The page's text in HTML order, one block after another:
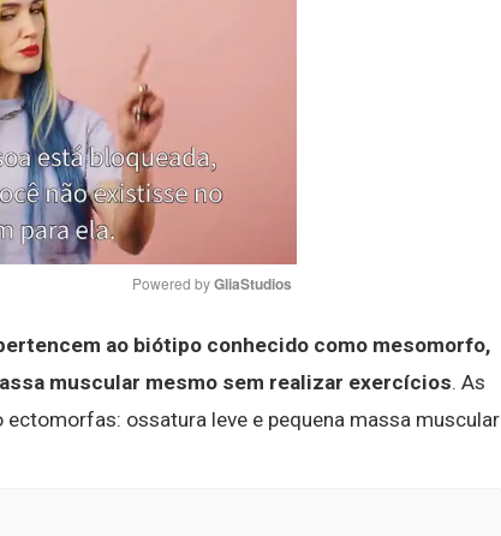
Mute
Powered by GliaStudios
ao biótipo conhecido como mesomorfo,
muscular mesmo sem realizar exercícios. As
ossatura leve e pequena massa muscular